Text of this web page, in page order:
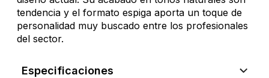
tendencia y el formato espiga aporta un toque de
personalidad muy buscado entre los profesionales
del sector.
Especificaciones